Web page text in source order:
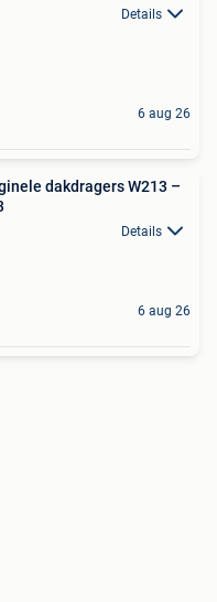
Details
6 aug 26
dakdragers W213 –
Details
6 aug 26